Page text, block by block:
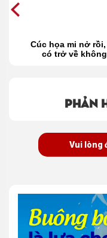
Cúc họa mi nở rồi,
có trở về
Phản
Vui lòng